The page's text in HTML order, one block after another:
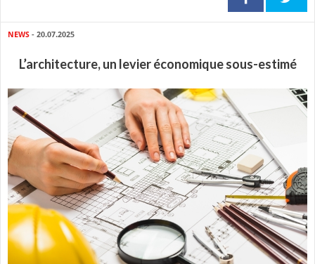
NEWS - 20.07.2025
L’architecture, un levier économique sous-estimé